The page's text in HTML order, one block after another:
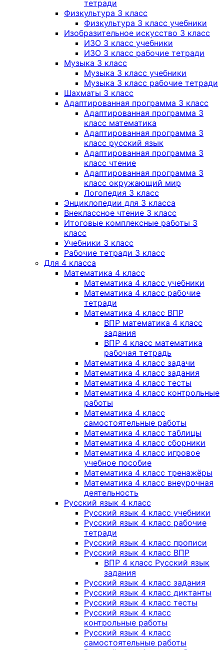
тетради
Физкультура 3 класс
Физкультура 3 класс учебники
Изобразительное искусство 3 класс
ИЗО 3 класс учебники
ИЗО 3 класс рабочие тетради
Музыка 3 класс
Музыка 3 класс учебники
Музыка 3 класс рабочие тетради
Шахматы 3 класс
Адаптированная программа 3 класс
Адаптированная программа 3
класс математика
Адаптированная программа 3
класс русский язык
Адаптированная программа 3
класс чтение
Адаптированная программа 3
класс окружающий мир
Логопедия 3 класс
Энциклопедии для 3 класса
Внеклассное чтение 3 класс
Итоговые комплексные работы 3
класс
Учебники 3 класс
Рабочие тетради 3 класс
Для 4 класса
Математика 4 класс
Математика 4 класс учебники
Математика 4 класс рабочие
тетради
Математика 4 класс ВПР
ВПР математика 4 класс
задания
ВПР 4 класс математика
рабочая тетрадь
Математика 4 класс задачи
Математика 4 класс задания
Математика 4 класс тесты
Математика 4 класс контрольные
работы
Математика 4 класс
самостоятельные работы
Математика 4 класс таблицы
Математика 4 класс сборники
Математика 4 класс игровое
учебное пособие
Математика 4 класс тренажёры
Математика 4 класс внеурочная
деятельность
Русский язык 4 класс
Русский язык 4 класс учебники
Русский язык 4 класс рабочие
тетради
Русский язык 4 класс прописи
Русский язык 4 класс ВПР
ВПР 4 класс Русский язык
задания
Русский язык 4 класс задания
Русский язык 4 класс диктанты
Русский язык 4 класс тесты
Русский язык 4 класс
контрольные работы
Русский язык 4 класс
самостоятельные работы